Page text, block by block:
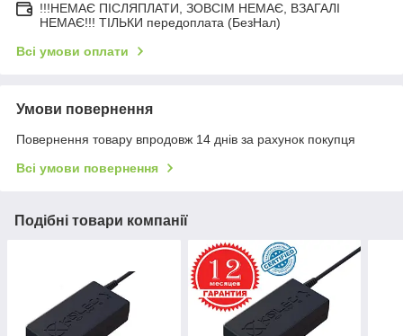
!!!НЕМАЄ ПІСЛЯПЛАТИ, ЗОВСІМ НЕМАЄ, ВЗАГАЛІ
НЕМАЄ!!! ТІЛЬКИ передоплата (БезНал)
Всі умови оплати
Умови повернення
Повернення товару впродовж 14 днів за рахунок покупця
Всі умови повернення
Подібні товари компанії